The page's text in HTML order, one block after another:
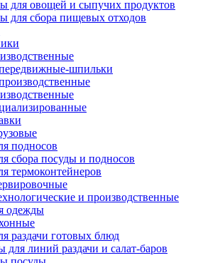
для овощей и сыпучих продуктов
для сбора пищевых отходов
шпильки
подносов
сбора посуды и подносов
термоконтейнеров
и производственные
одежды
раздачи готовых блюд
для линий раздачи и салат-баров